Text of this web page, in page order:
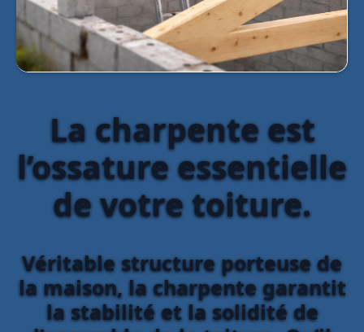
La charpente est
l’ossature essentielle
de votre toiture.
Véritable structure porteuse de
la maison, la charpente garantit
la stabilité et la solidité de